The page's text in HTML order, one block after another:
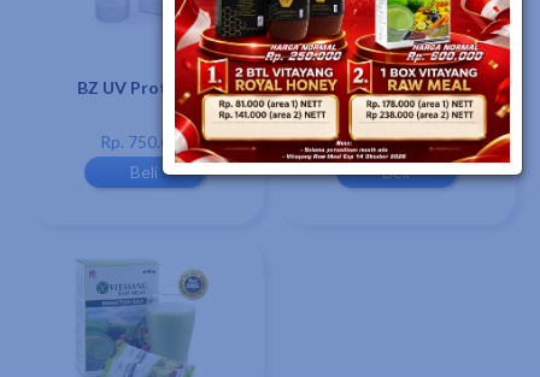
BZ UV Protector
Rp. 750.000
Beli
Glanz Edelweiss Facial
Foam+
Rp. 200.000
Beli